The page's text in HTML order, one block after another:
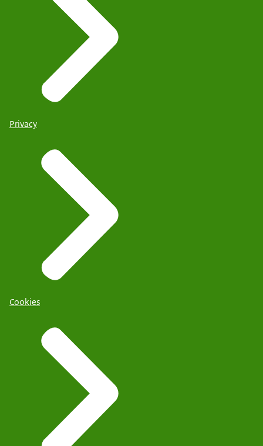
Privacy
Cookies